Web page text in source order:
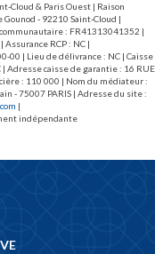
Cloud & Paris Ouest | Raison
Gounod - 92210 Saint-Cloud |
: FR41313041352 |
RCP : NC |
00 | Lieu de délivrance : NC | Caisse
Adresse caisse de garantie : 16 RUE
: 110 000 | Nom du médiateur :
- 75007 PARIS | Adresse du site :
|
indépendante